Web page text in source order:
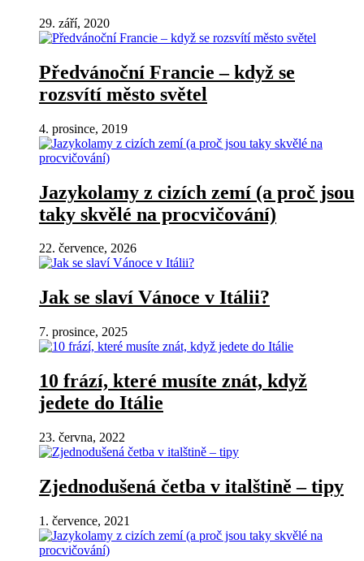
29. září, 2020
Předvánoční Francie – když se
rozsvítí město světel
4. prosince, 2019
Jazykolamy z cizích zemí (a proč jsou
taky skvělé na procvičování)
22. července, 2026
Jak se slaví Vánoce v Itálii?
7. prosince, 2025
10 frází, které musíte znát, když
jedete do Itálie
23. června, 2022
Zjednodušená četba v italštině – tipy
1. července, 2021